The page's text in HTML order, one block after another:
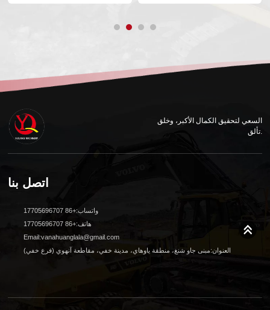
السعي لتحقيق الكمال الأكبر، وخلق
تألق.
اتصل بنا
واتساب:+86 17705696707
هاتف:+86 17705696707
Email:vanahuanglala@gmail.com
العنوان:مبنى جاو شنغ، منطقة ياوهاي، مدينة خفي، مقاطعة آنهوي (فرع خفي)